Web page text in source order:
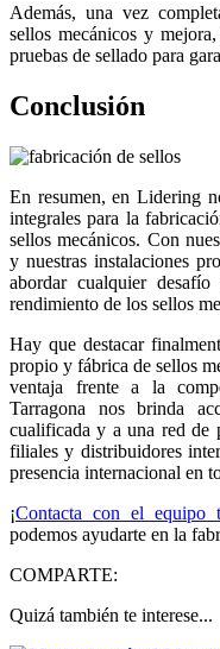
Además, una vez
sellos mecánicos y
pruebas de sellado para
Conclusión
En resumen, en Lidering
integrales para la
sellos mecánicos. Con
y nuestras instalaciones
abordar cualquier
rendimiento de los sellos
Hay que destacar
propio y fábrica de sellos
ventaja frente a la
Tarragona nos brinda
cualificada y a una red de
filiales y distribuidores
presencia internacional en
¡Contacta con el equipo
podemos ayudarte en la
COMPARTE:
Quizá también te interese...